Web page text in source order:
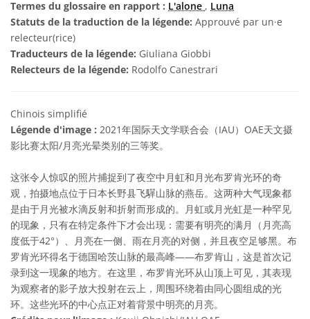
Termes du glossaire en rapport : L'alone , Luna
Statuts de la traduction de la légende: Approuvé par un·e
relecteur(rice)
Traducteurs de la légende: Giuliana Giobbi
Relecteurs de la légende: Rodolfo Canestrari
Chinois simplifié
Légende d'image : 2021年国际天文学联合会（IAU）OAE天文摄
影比赛太阳/月亮光晕类别的三等奖。
这张令人惊叹的照片捕捉到了夜空中月虹和月光布罗肯光环的奇
观，拍摄地点位于日本长野县飞驒山脉的燕岳。这两种大气现象都
是由于月光被水滴反射和折射而形成的。月虹或月光虹是一种罕见
的现象，只有在特定条件下才会出现：需要有明亮的满月（月亮高
度低于42°）、月亮在一侧、雨在月亮的对侧，并且夜空足够黑。布
罗肯光环得名于德国哈茨山脉的最高峰——布罗肯山，这是首次记
录到这一现象的地方。在这里，布罗肯光环从山顶上可见，其表现
为观察者的影子放大投射在云上，周围环绕着由同心圆组成的光
环。这些光环的中心点正对着背景中明亮的月亮。